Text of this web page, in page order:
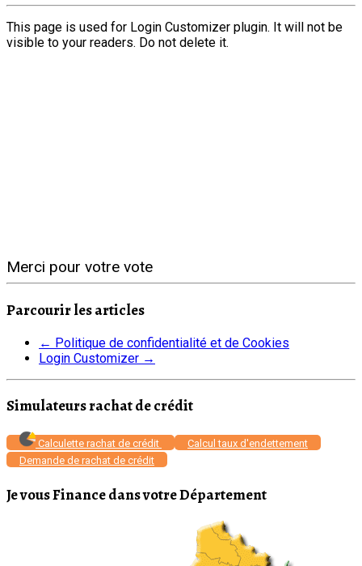
This page is used for Login Customizer plugin. It will not be
visible to your readers. Do not delete it.
Merci pour votre vote
Parcourir les articles
← Politique de confidentialité et de Cookies
Login Customizer →
Simulateurs rachat de crédit
Calculette rachat de crédit
Calcul taux d'endettement
Demande de rachat de crédit
Je vous Finance dans votre Département